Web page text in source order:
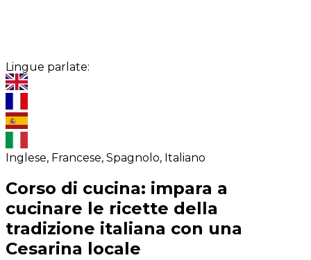
Lingue parlate:
Inglese, Francese, Spagnolo, Italiano
Corso di cucina: impara a
cucinare le ricette della
tradizione italiana con una
Cesarina locale